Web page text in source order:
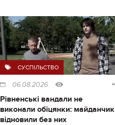
СУСПІЛЬСТВО
06.08.2026
Рівненські вандали не
виконали обіцянки: майданчик
відновили без них